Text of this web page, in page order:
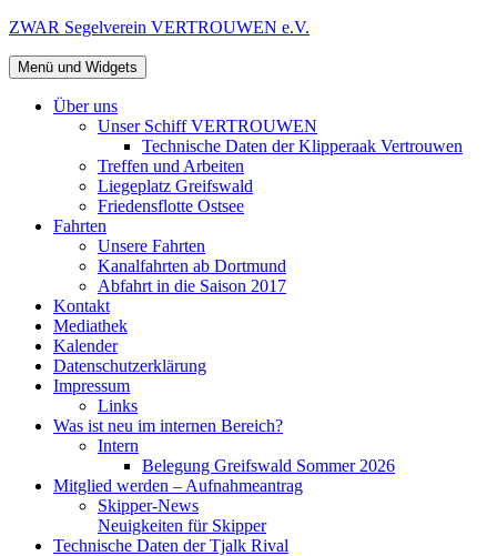
Zum
springen
ZWAR Segelverein VERTROUWEN e.V.
Menü und Widgets
Über uns
Unser Schiff VERTROUWEN
Technische Daten der Klipperaak Vertrouwen
Treffen und Arbeiten
Liegeplatz Greifswald
Friedensflotte Ostsee
Fahrten
Unsere Fahrten
Kanalfahrten ab Dortmund
Abfahrt in die Saison 2017
Kontakt
Mediathek
Kalender
Datenschutzerklärung
Impressum
Links
Was ist neu im internen Bereich?
Intern
Belegung Greifswald Sommer 2026
Mitglied werden – Aufnahmeantrag
Skipper-News
Neuigkeiten für Skipper
Technische Daten der Tjalk Rival